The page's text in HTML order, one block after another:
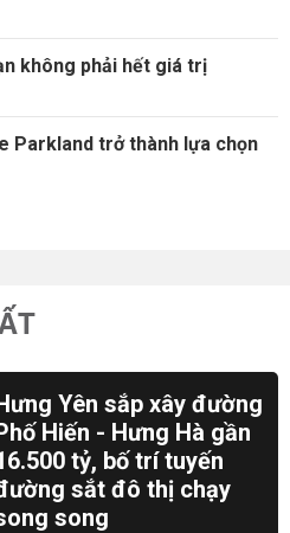
không phải hết giá trị
Parkland trở thành lựa chọn
Yên sắp xây đường
Hiến - Hưng Hà gần
tỷ, bố trí tuyến
sắt đô thị chạy
song